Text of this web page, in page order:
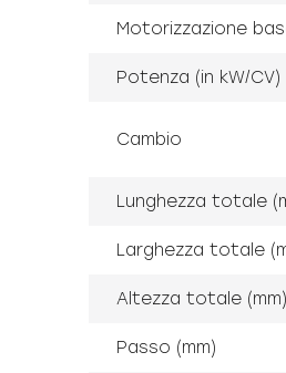
Motorizzazione
Potenza (in kW/CV)
Cambio
Lunghezza totale
Larghezza totale
Altezza totale (mm)
Passo (mm)